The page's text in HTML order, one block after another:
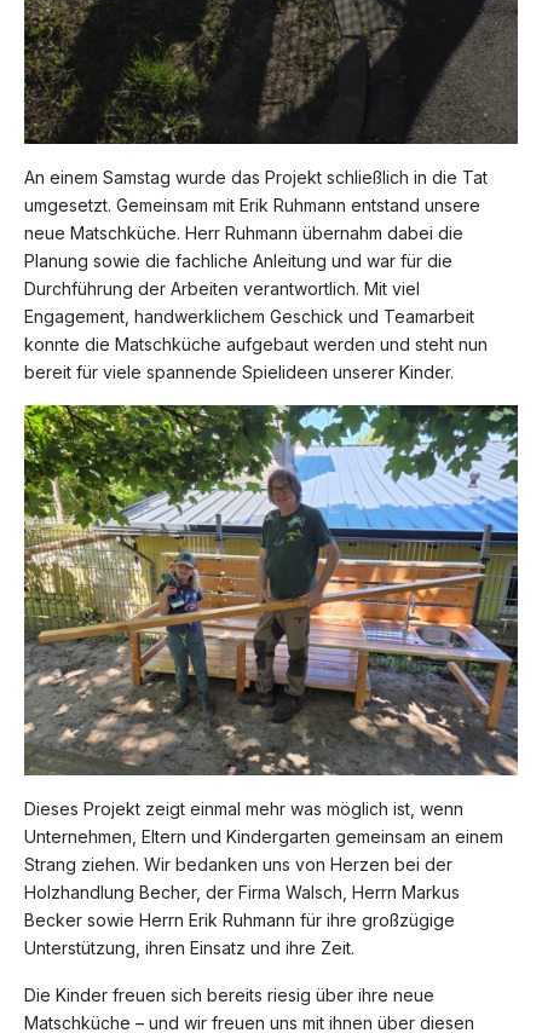
An einem Samstag wurde das Projekt schließlich in die Tat
umgesetzt. Gemeinsam mit Erik Ruhmann entstand unsere
neue Matschküche. Herr Ruhmann übernahm dabei die
Planung sowie die fachliche Anleitung und war für die
Durchführung der Arbeiten verantwortlich. Mit viel
Engagement, handwerklichem Geschick und Teamarbeit
konnte die Matschküche aufgebaut werden und steht nun
bereit für viele spannende Spielideen unserer Kinder.
Dieses Projekt zeigt einmal mehr was möglich ist, wenn
Unternehmen, Eltern und Kindergarten gemeinsam an einem
Strang ziehen. Wir bedanken uns von Herzen bei der
Holzhandlung Becher, der Firma Walsch, Herrn Markus
Becker sowie Herrn Erik Ruhmann für ihre großzügige
Unterstützung, ihren Einsatz und ihre Zeit.
Die Kinder freuen sich bereits riesig über ihre neue
Matschküche – und wir freuen uns mit ihnen über diesen